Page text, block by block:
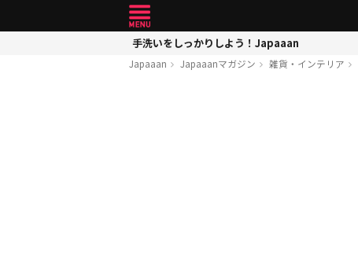
手洗いをしっかりしよう！Japaaan
Japaaan Japaaanマガジン 雑貨・インテリア